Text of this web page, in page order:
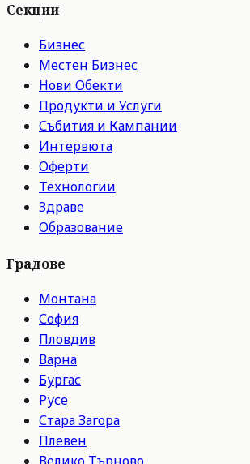
Секции
Бизнес
Местен Бизнес
Нови Обекти
Продукти и Услуги
Събития и Кампании
Интервюта
Оферти
Технологии
Здраве
Образование
Градове
Монтана
София
Пловдив
Варна
Бургас
Русе
Стара Загора
Плевен